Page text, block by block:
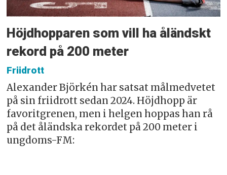
Höjdhopparen som vill ha åländskt
rekord på 200 meter
Friidrott
Alexander Björkén har satsat målmedvetet
på sin friidrott sedan 2024. Höjdhopp är
favoritgrenen, men i helgen hoppas han rå
på det åländska rekordet på 200 meter i
ungdoms-FM: